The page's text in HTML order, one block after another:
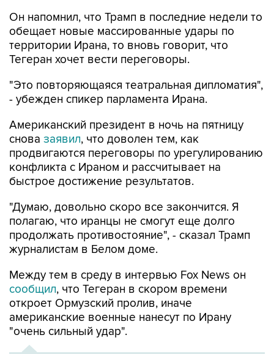
Он напомнил, что Трамп в последние недели то
обещает новые массированные удары по
территории Ирана, то вновь говорит, что
Тегеран хочет вести переговоры.
"Это повторяющаяся театральная дипломатия",
- убежден спикер парламента Ирана.
Американский президент в ночь на пятницу
снова заявил, что доволен тем, как
продвигаются переговоры по урегулированию
конфликта с Ираном и рассчитывает на
быстрое достижение результатов.
"Думаю, довольно скоро все закончится. Я
полагаю, что иранцы не смогут еще долго
продолжать противостояние", - сказал Трамп
журналистам в Белом доме.
Между тем в среду в интервью Fox News он
сообщил, что Тегеран в скором времени
откроет Ормузский пролив, иначе
американские военные нанесут по Ирану
"очень сильный удар".